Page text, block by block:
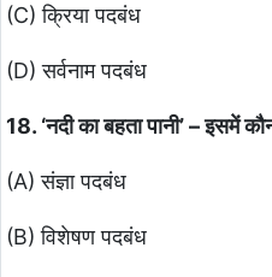
(C) क्रिया पदबंध
(D) सर्वनाम पदबंध
18. ‘नदी का बहता पानी’ –
(A) संज्ञा पदबंध
(B) विशेषण पदबंध